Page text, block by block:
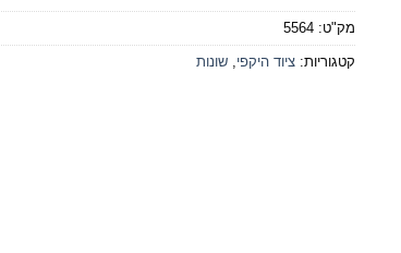
מק"ט: 5564
קטגוריות: ציוד היקפי שונות